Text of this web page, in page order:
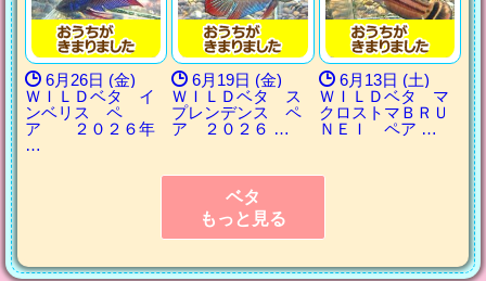
6月26日 (金)
ＷＩＬＤベタ イ
ンベリス ペ
ア ２０２６年
…
6月19日 (金)
ＷＩＬＤベタ ス
プレンデンス ペ
ア ２０２６ …
6月13日 (土)
ＷＩＬＤベタ マ
クロストマＢＲＵ
ＮＥＩ ペア …
ベタ
もっと見る